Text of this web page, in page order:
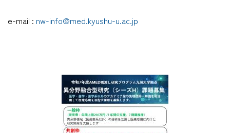
e-mail : nw-info@med.kyushu-u.ac.jp